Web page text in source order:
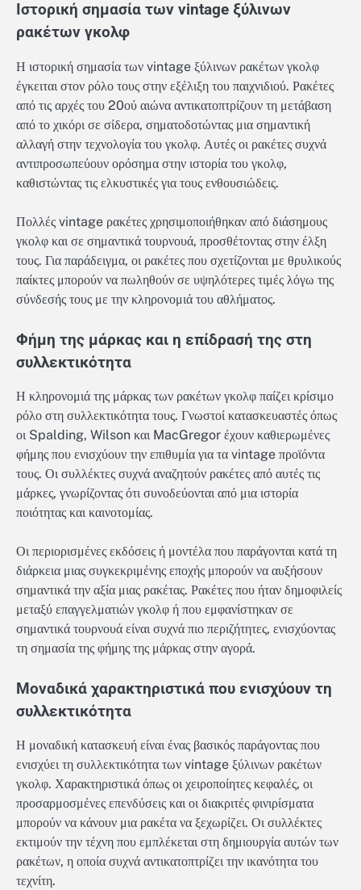
Ιστορική σημασία των vintage ξύλινων
ρακέτων γκολφ
Η ιστορική σημασία των vintage ξύλινων ρακέτων γκολφ
έγκειται στον ρόλο τους στην εξέλιξη του παιχνιδιού. Ρακέτες
από τις αρχές του 20ού αιώνα αντικατοπτρίζουν τη μετάβαση
από το χικόρι σε σίδερα, σηματοδοτώντας μια σημαντική
αλλαγή στην τεχνολογία του γκολφ. Αυτές οι ρακέτες συχνά
αντιπροσωπεύουν ορόσημα στην ιστορία του γκολφ,
καθιστώντας τις ελκυστικές για τους ενθουσιώδεις.
Πολλές vintage ρακέτες χρησιμοποιήθηκαν από διάσημους
γκολφ και σε σημαντικά τουρνουά, προσθέτοντας στην έλξη
τους. Για παράδειγμα, οι ρακέτες που σχετίζονται με θρυλικούς
παίκτες μπορούν να πωληθούν σε υψηλότερες τιμές λόγω της
σύνδεσής τους με την κληρονομιά του αθλήματος.
Φήμη της μάρκας και η επίδρασή της στη
συλλεκτικότητα
Η κληρονομιά της μάρκας των ρακέτων γκολφ παίζει κρίσιμο
ρόλο στη συλλεκτικότητα τους. Γνωστοί κατασκευαστές όπως
οι Spalding, Wilson και MacGregor έχουν καθιερωμένες
φήμης που ενισχύουν την επιθυμία για τα vintage προϊόντα
τους. Οι συλλέκτες συχνά αναζητούν ρακέτες από αυτές τις
μάρκες, γνωρίζοντας ότι συνοδεύονται από μια ιστορία
ποιότητας και καινοτομίας.
Οι περιορισμένες εκδόσεις ή μοντέλα που παράγονται κατά τη
διάρκεια μιας συγκεκριμένης εποχής μπορούν να αυξήσουν
σημαντικά την αξία μιας ρακέτας. Ρακέτες που ήταν δημοφιλείς
μεταξύ επαγγελματιών γκολφ ή που εμφανίστηκαν σε
σημαντικά τουρνουά είναι συχνά πιο περιζήτητες, ενισχύοντας
τη σημασία της φήμης της μάρκας στην αγορά.
Μοναδικά χαρακτηριστικά που ενισχύουν τη
συλλεκτικότητα
Η μοναδική κατασκευή είναι ένας βασικός παράγοντας που
ενισχύει τη συλλεκτικότητα των vintage ξύλινων ρακέτων
γκολφ. Χαρακτηριστικά όπως οι χειροποίητες κεφαλές, οι
προσαρμοσμένες επενδύσεις και οι διακριτές φινιρίσματα
μπορούν να κάνουν μια ρακέτα να ξεχωρίζει. Οι συλλέκτες
εκτιμούν την τέχνη που εμπλέκεται στη δημιουργία αυτών των
ρακέτων, η οποία συχνά αντικατοπτρίζει την ικανότητα του
τεχνίτη.